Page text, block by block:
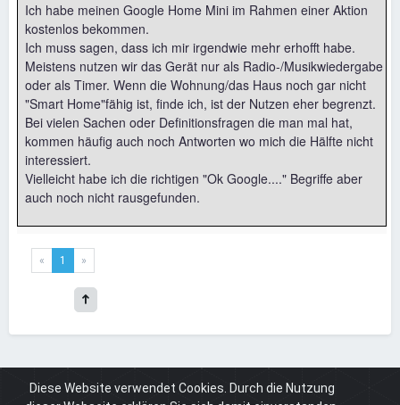
Ich habe meinen Google Home Mini im Rahmen einer Aktion
kostenlos bekommen.
Ich muss sagen, dass ich mir irgendwie mehr erhofft habe.
Meistens nutzen wir das Gerät nur als Radio-/Musikwiedergabe
oder als Timer. Wenn die Wohnung/das Haus noch gar nicht
"Smart Home"fähig ist, finde ich, ist der Nutzen eher begrenzt.
Bei vielen Sachen oder Definitionsfragen die man mal hat,
kommen häufig auch noch Antworten wo mich die Hälfte nicht
interessiert.
Vielleicht habe ich die richtigen "Ok Google...." Begriffe aber
auch noch nicht rausgefunden.
« 1 »
Board Computer WeltComputer & Technik
Google Home / Assistant
Diese Website verwendet Cookies. Durch die Nutzung